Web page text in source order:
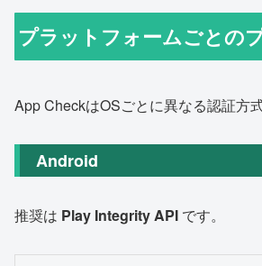
プラットフォームごとの
App CheckはOSごとに異なる認証方
Android
推奨は Play Integrity API です。